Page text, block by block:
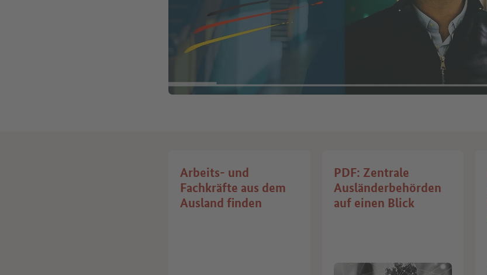
Arbeits- und
Fachkräfte aus dem
Ausland finden
PDF: Zentrale
Ausländerbehörden
auf einen Blick